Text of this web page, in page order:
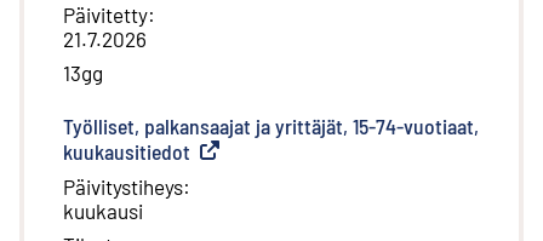
Päivitetty:
21.7.2026
13gg
Työlliset, palkansaajat ja yrittäjät, 15-74-vuotiaat,
kuukausitiedot Ulkoinen linkki
Päivitystiheys:
kuukausi